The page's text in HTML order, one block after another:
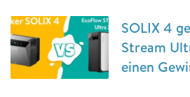
SOLIX 4
Stream
einen